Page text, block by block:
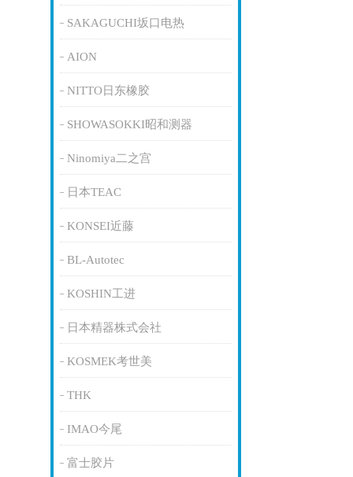
SAKAGUCHI坂口电热
AION
NITTO日东橡胶
SHOWASOKKI昭和测器
Ninomiya二之宫
日本TEAC
KONSEI近藤
BL-Autotec
KOSHIN工进
日本精器株式会社
KOSMEK考世美
THK
IMAO今尾
富士胶片